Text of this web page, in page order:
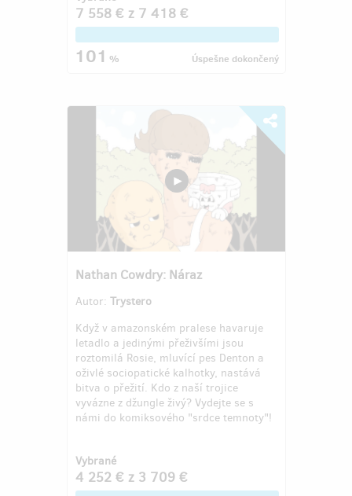
7 558 € z 7 418 €
101% Úspešne dokončený
Nathan Cowdry: Náraz
Autor: Trystero
Když v amazonském pralese havaruje
letadlo a jedinými přeživšími jsou
roztomilá Rosie, mluvící pes Denton a
oživlé sociopatické kalhotky, nastává
bitva o přežití. Kdo z naší trojice
vyvázne z džungle živý? Vydejte se s
námi do komiksového "srdce temnoty"!
Vybrané
4 252 € z 3 709 €